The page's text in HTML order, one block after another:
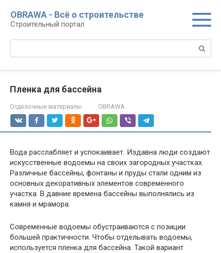
контенту
OBRAWA - Всё о строительстве
Строительный портал
Пленка для бассейна
Отделочные материалы OBRAWA
Вода расслабляет и успокаивает. Издавна люди создают
искусственные водоемы на своих загородных участках.
Различные бассейны, фонтаны и пруды стали одним из
основных декоративных элементов современного
участка. В давние времена бассейны выполнялись из
камня и мрамора.
Современные водоемы обустраиваются с позиции
большей практичности. Чтобы отделывать водоемы,
используется пленка для бассейна. Такой вариант